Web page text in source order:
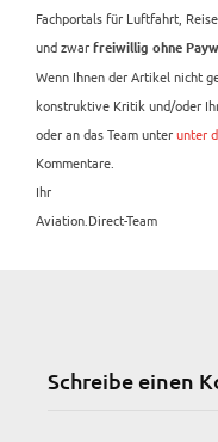
Fachportals für Luftfahrt,
und zwar freiwillig ohne
Wenn Ihnen der Artikel nicht
konstruktive Kritik und/oder
oder an das Team unterunter
Kommentare.
Ihr
Aviation.Direct-Team
Schreibe einen